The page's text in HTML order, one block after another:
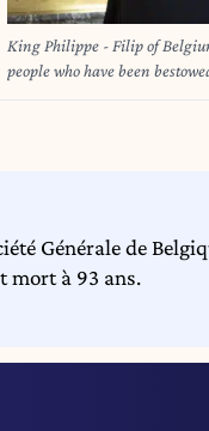
King Philippe - Filip of
people who have been
Royal Palace in Brussels.
Générale de
mort à 93 ans.